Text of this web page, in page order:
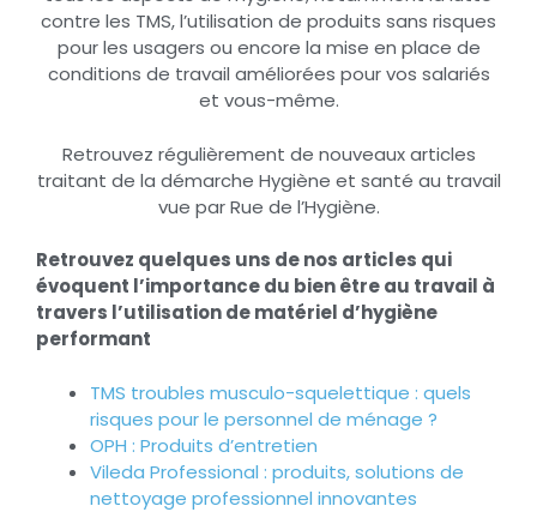
contre les TMS, l’utilisation de produits sans risques
pour les usagers ou encore la mise en place de
conditions de travail améliorées pour vos salariés
et vous-même.
Retrouvez régulièrement de nouveaux articles
traitant de la démarche Hygiène et santé au travail
vue par Rue de l’Hygiène.
Retrouvez quelques uns de nos articles qui
évoquent l’importance du bien être au travail à
travers l’utilisation de matériel d’hygiène
performant
TMS troubles musculo-squelettique : quels
risques pour le personnel de ménage ?
OPH : Produits d’entretien
Vileda Professional : produits, solutions de
nettoyage professionnel innovantes